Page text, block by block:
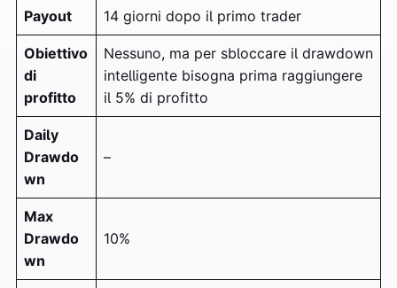
Payout 14 giorni dopo il primo trader
Obiettivo
di
profitto
Nessuno, ma per sbloccare il drawdown
intelligente bisogna prima raggiungere
il 5% di profitto
Daily
Drawdo
wn
–
Max
Drawdo
wn
10%